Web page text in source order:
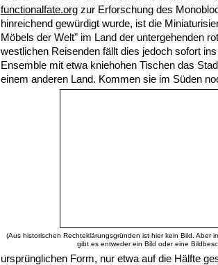
functionalfate.org zur Erforschung des
hinreichend gewürdigt wurde, ist die
Möbels der Welt" im Land der untergehenden
westlichen Reisenden fällt dies jedoch sofort
Ensemble mit etwa kniehohen Tischen das
einem anderen Land.
(Aus historischen Rechteklärungsgründen ist hier kein Bild. Aber
gibt es entweder ein Bild oder eine
Kommen sie im Süden
ursprünglichen Form, nur etwa auf die Hälfte